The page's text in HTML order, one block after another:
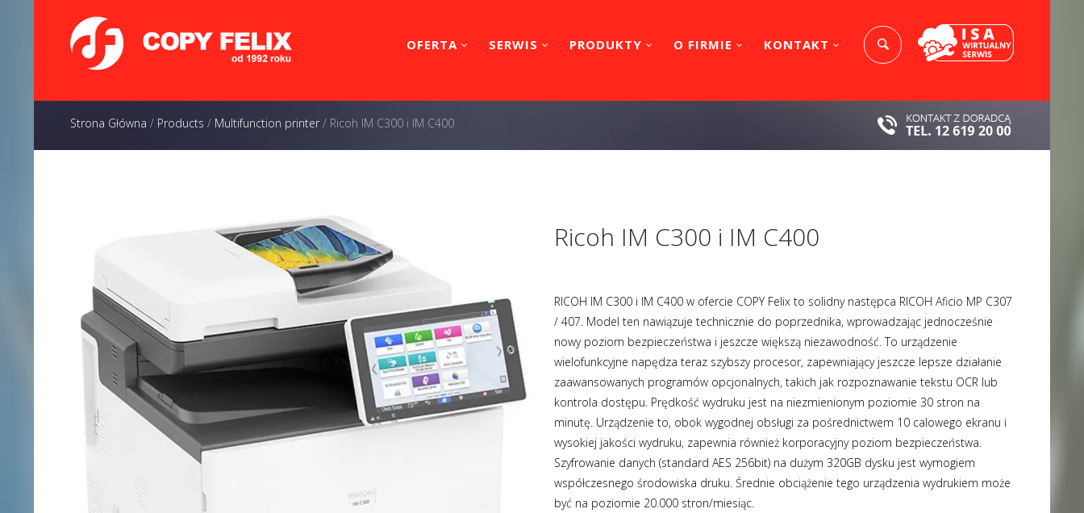
OFERTA SERWIS PRODUKTY O FIRMIE KONTAKT
Strona Główna / Products / Multifunction printer / Ricoh IM C300 i IM C400
Ricoh IM C300 i IM C400
RICOH IM C300 i IM C400 w ofercie COPY Felix to solidny następca RICOH Aficio MP C307
/ 407. Model ten nawiązuje technicznie do poprzednika, wprowadzając jednocześnie
nowy poziom bezpieczeństwa i jeszcze większą niezawodność. To urządzenie
wielofunkcyjne napędza teraz szybszy procesor, zapewniający jeszcze lepsze działanie
zaawansowanych programów opcjonalnych, takich jak rozpoznawanie tekstu OCR lub
kontrola dostępu. Prędkość wydruku jest na niezmienionym poziomie 30 stron na
minutę. Urządzenie to, obok wygodnej obsługi za pośrednictwem 10 calowego ekranu i
wysokiej jakości wydruku, zapewnia również korporacyjny poziom bezpieczeństwa.
Szyfrowanie danych (standard AES 256bit) na dużym 320GB dysku jest wymogiem
współczesnego środowiska druku. Średnie obciążenie tego urządzenia wydrukiem może
być na poziomie 20.000 stron/miesiąc.